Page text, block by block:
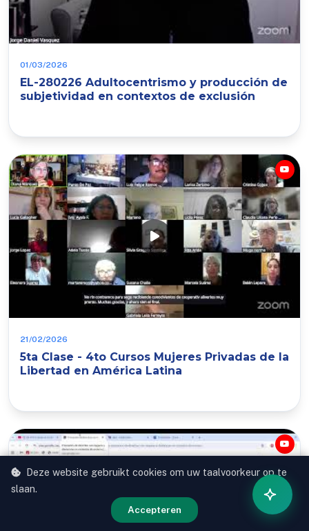
01/03/2026
EL-280226 Adultocentrismo y producción de
subjetividad en contextos de exclusión
21/02/2026
5ta Clase - 4to Cursos Mujeres Privadas de la
Libertad en América Latina
Deze website gebruikt cookies om uw taalvoorkeur op te
slaan.
Accepteren